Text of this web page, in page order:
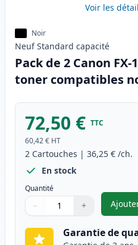
Voir les
Noir
Neuf Standard capacité
Pack de 2 Canon FX-
toner compatibles
72,50 € TTC
60,42 € HT
2 Cartouches | 36,25 € /ch.
En stock
Quantité
Quantité
Utilisez les boutons pour
− +
Quantité
Garantie de